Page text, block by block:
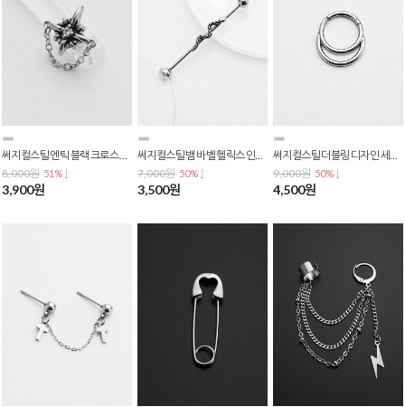
8,000원 51% ↓
3,900원
7,000원 50% ↓
3,500원
9,000원 50% ↓
4,500원